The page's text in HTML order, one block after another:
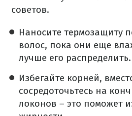
советов.
Наносите термозащиту
волос, пока они еще
лучше его распределить.
Избегайте корней,
сосредоточьтесь на
локонов – это поможет